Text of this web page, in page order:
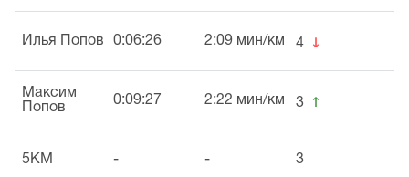
Илья Попов 0:06:26 2:09 мин/км 4 ↓
Максим
Попов
0:09:27 2:22 мин/км 3 ↑
5KM - - 3